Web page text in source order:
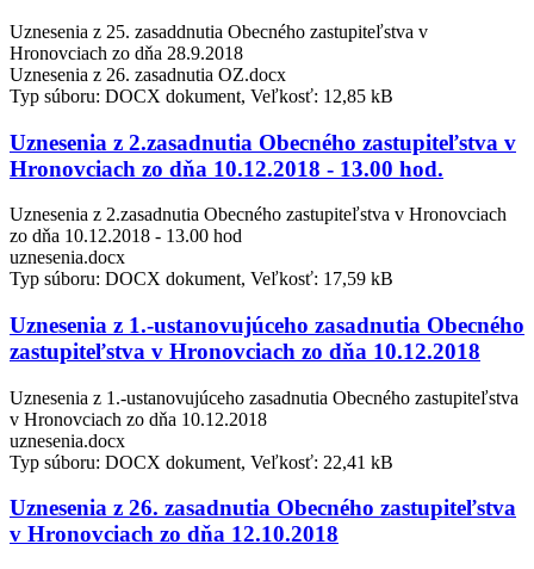
Uznesenia z 25. zasaddnutia Obecného zastupiteľstva v
Hronovciach zo dňa 28.9.2018
Uznesenia z 26. zasadnutia OZ.docx
Typ súboru: DOCX dokument, Veľkosť: 12,85 kB
Uznesenia z 2.zasadnutia Obecného zastupiteľstva v
Hronovciach zo dňa 10.12.2018 - 13.00 hod.
Uznesenia z 2.zasadnutia Obecného zastupiteľstva v Hronovciach
zo dňa 10.12.2018 - 13.00 hod
uznesenia.docx
Typ súboru: DOCX dokument, Veľkosť: 17,59 kB
Uznesenia z 1.-ustanovujúceho zasadnutia Obecného
zastupiteľstva v Hronovciach zo dňa 10.12.2018
Uznesenia z 1.-ustanovujúceho zasadnutia Obecného zastupiteľstva
v Hronovciach zo dňa 10.12.2018
uznesenia.docx
Typ súboru: DOCX dokument, Veľkosť: 22,41 kB
Uznesenia z 26. zasadnutia Obecného zastupiteľstva
v Hronovciach zo dňa 12.10.2018